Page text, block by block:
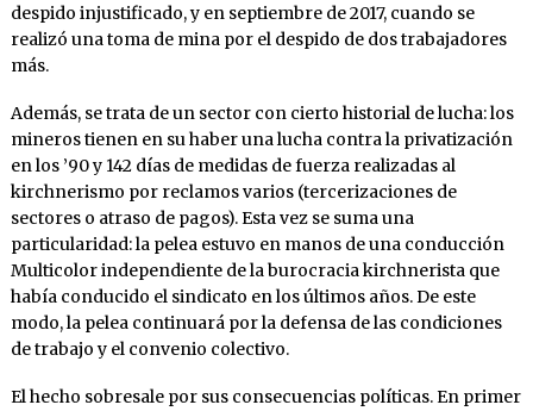
despido injustificado, y en septiembre de 2017, cuando se
realizó una toma de mina por el despido de dos trabajadores
más.
Además, se trata de un sector con cierto historial de lucha: los
mineros tienen en su haber una lucha contra la privatización
en los ’90 y 142 días de medidas de fuerza realizadas al
kirchnerismo por reclamos varios (tercerizaciones de
sectores o atraso de pagos). Esta vez se suma una
particularidad: la pelea estuvo en manos de una conducción
Multicolor independiente de la burocracia kirchnerista que
había conducido el sindicato en los últimos años. De este
modo, la pelea continuará por la defensa de las condiciones
de trabajo y el convenio colectivo.
El hecho sobresale por sus consecuencias políticas. En primer